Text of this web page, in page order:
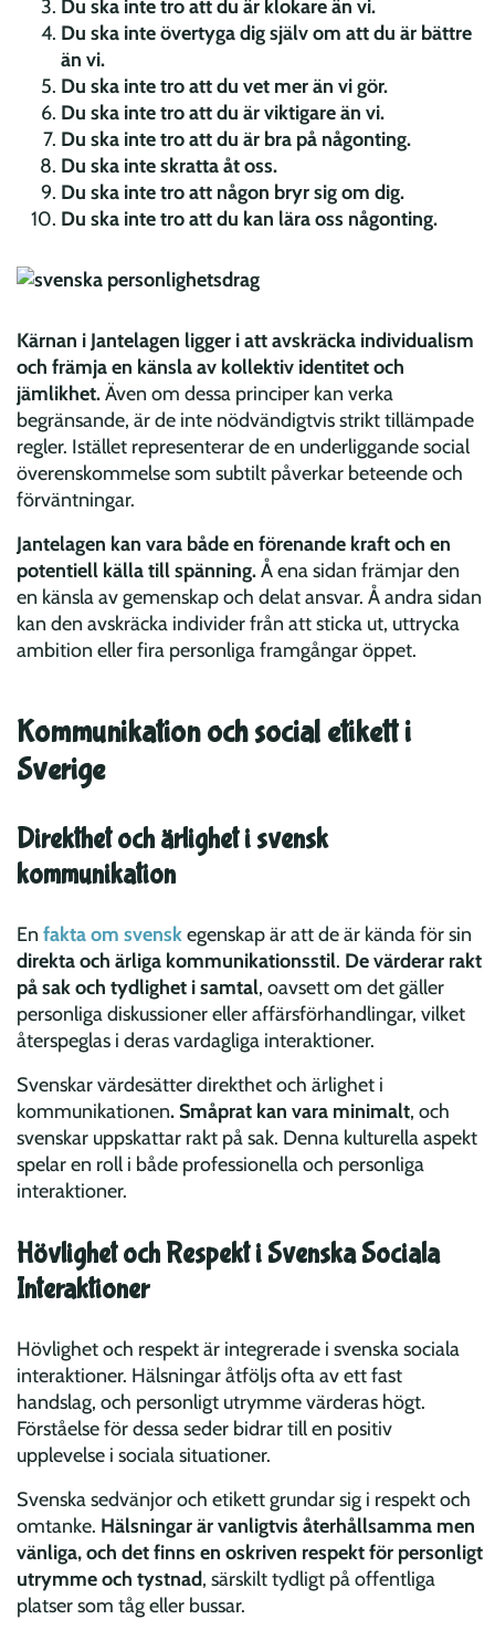
Du ska inte tro att du är klokare än vi.
Du ska inte övertyga dig själv om att du är bättre
än vi.
Du ska inte tro att du vet mer än vi gör.
Du ska inte tro att du är viktigare än vi.
Du ska inte tro att du är bra på någonting.
Du ska inte skratta åt oss.
Du ska inte tro att någon bryr sig om dig.
Du ska inte tro att du kan lära oss någonting.
Kärnan i Jantelagen ligger i att avskräcka individualism
och främja en känsla av kollektiv identitet och
jämlikhet.Även om dessa principer kan verka
begränsande, är de inte nödvändigtvis strikt tillämpade
regler. Istället representerar de en underliggande social
överenskommelse som subtilt påverkar beteende och
förväntningar.
Jantelagen kan vara både en förenande kraft och en
potentiell källa till spänning.Å ena sidan främjar den
en känsla av gemenskap och delat ansvar. Å andra sidan
kan den avskräcka individer från att sticka ut, uttrycka
ambition eller fira personliga framgångar öppet.
Kommunikation och social etikett i
Sverige
Direkthet och ärlighet i svensk
kommunikation
En fakta om svenskegenskap är att de är kända för sin
direkta och ärliga kommunikationsstil. De värderar rakt
på sak och tydlighet i samtal, oavsett om det gäller
personliga diskussioner eller affärsförhandlingar, vilket
återspeglas i deras vardagliga interaktioner.
Svenskar värdesätter direkthet och ärlighet i
kommunikationen.Småprat kan vara minimalt, och
svenskar uppskattar rakt på sak. Denna kulturella aspekt
spelar en roll i både professionella och personliga
interaktioner.
Hövlighet och Respekt i Svenska Sociala
Interaktioner
Hövlighet och respekt är integrerade i svenska sociala
interaktioner. Hälsningar åtföljs ofta av ett fast
handslag, och personligt utrymme värderas högt.
Förståelse för dessa seder bidrar till en positiv
upplevelse i sociala situationer.
Svenska sedvänjor och etikett grundar sig i respekt och
omtanke. Hälsningar är vanligtvis återhållsamma men
vänliga, och det finns en oskriven respekt för personligt
utrymme och tystnad, särskilt tydligt på offentliga
platser som tåg eller bussar.